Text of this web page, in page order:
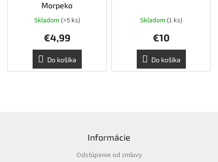
Morpeko
Skladom (>5 ks)
€4,99
Do košíka
Skladom (1 ks)
€10
Do košíka
Informácie
Odstúpenie od zmluvy